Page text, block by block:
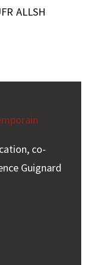
ALLSH
co-
Guignard